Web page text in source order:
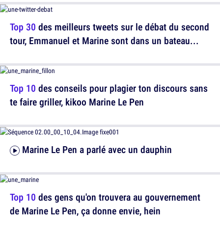
Top 10 des conseils pour plagier ton discours sans
te faire griller, kikoo Marine Le Pen
Top 10 des gens qu'on trouvera au gouvernement
de Marine Le Pen, ça donne envie, hein
Top 30 des meilleurs tweets sur le débat du second
tour, Emmanuel et Marine sont dans un bateau...
Marine Le Pen a parlé avec un dauphin